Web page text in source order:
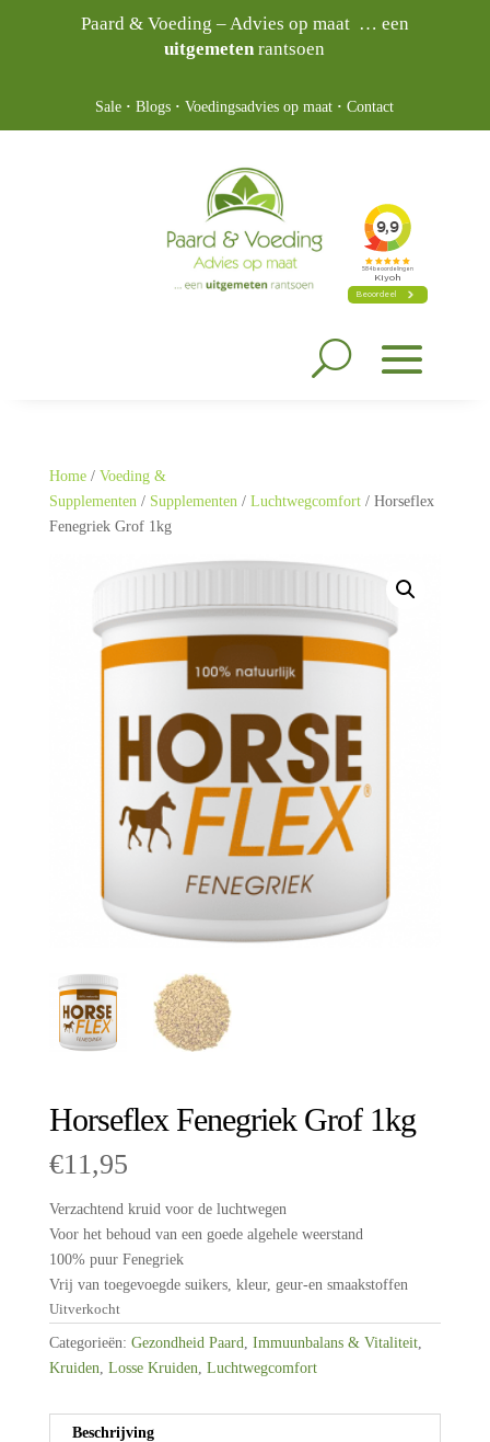
Paard & Voeding – Advies op maat … een
uitgemetenrantsoen
Sale ·Blogs ·Voedingsadvies op maat ·Contact
Home/ Voeding &
Supplementen/ Supplementen/ Luchtwegcomfort/ Horseflex
Fenegriek Grof 1kg
Horseflex Fenegriek Grof 1kg
€11,95
Verzachtend kruid voor de luchtwegen
Voor het behoud van een goede algehele weerstand
100% puur Fenegriek
Vrij van toegevoegde suikers, kleur, geur-en smaakstoffen
Uitverkocht
Categorieën: Gezondheid Paard Immuunbalans & Vitaliteit,
Kruiden Losse Kruiden Luchtwegcomfort
Beschrijving